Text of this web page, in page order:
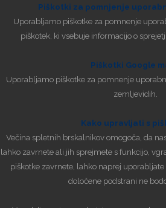
Piškotki za pomnjenje
Uporabljamo piškotke za pomnenje
piškotek, ki vsebuje informacijo o
Piškotki Google
Uporabljamo piškotke za pomnenje
zemljevidih.
Kako upravljati s
Večina spletnih brskalnikov omogoča, da
lahko zavrnete ali jih sprejmete s funkcijo,
piškotke zavrnete, lahko naprej
določene podstrani ne